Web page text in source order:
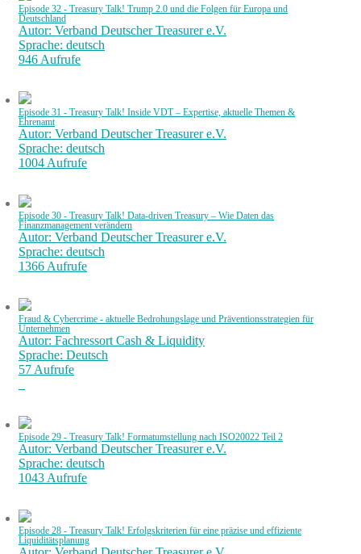
Episode 32 - Treasury Talk! Trump 2.0 und die Folgen für Europa und
Deutschland
Autor: Verband Deutscher Treasurer e.V.
Sprache: deutsch
946 Aufrufe
Episode 31 - Treasury Talk! Inside VDT – Expertise, aktuelle Themen &
Ehrenamt
Autor: Verband Deutscher Treasurer e.V.
Sprache: deutsch
1004 Aufrufe
Episode 30 - Treasury Talk! Data-driven Treasury – Wie Daten das
Finanzmanagement verändern
Autor: Verband Deutscher Treasurer e.V.
Sprache: deutsch
1366 Aufrufe
Fraud & Cybercrime - aktuelle Bedrohungslage und Präventionsstrategien für
Unternehmen
Autor: Fachressort Cash & Liquidity
Sprache: Deutsch
57 Aufrufe
Episode 29 - Treasury Talk! Formatumstellung nach ISO20022 Teil 2
Autor: Verband Deutscher Treasurer e.V.
Sprache: deutsch
1043 Aufrufe
Episode 28 - Treasury Talk! Erfolgskriterien für eine präzise und effiziente
Liquiditätsplanung